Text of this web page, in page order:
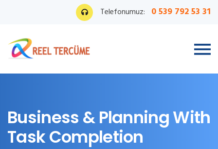
Telefonumuz: 0 539 792 53 31
Business & Planning With
Task Completion